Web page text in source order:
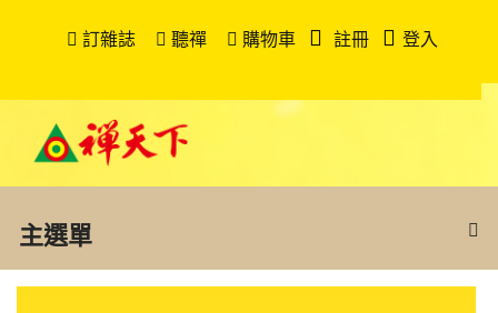
訂雜誌 聽禪 購物車 註冊 登入
主選單